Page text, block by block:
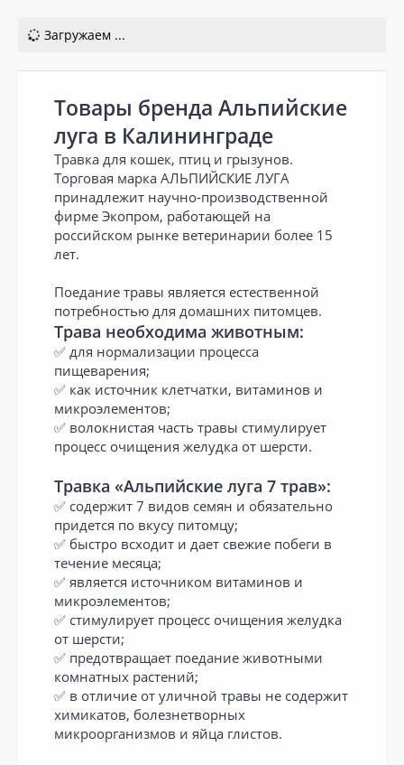
Загружаем ...
Товары бренда Альпийские
луга в Калининграде
Травка для кошек, птиц и грызунов.
Торговая марка АЛЬПИЙСКИЕ ЛУГА
принадлежит научно-производственной
фирме Экопром, работающей на
российском рынке ветеринарии более 15
лет.
Поедание травы является естественной
потребностью для домашних питомцев.
Трава необходима животным:
✅ для нормализации процесса
пищеварения;
✅ как источник клетчатки, витаминов и
микроэлементов;
✅ волокнистая часть травы стимулирует
процесс очищения желудка от шерсти.
Травка «Альпийские луга 7 трав»:
✅ содержит 7 видов семян и обязательно
придется по вкусу питомцу;
✅ быстро всходит и дает свежие побеги в
течение месяца;
✅ является источником витаминов и
микроэлементов;
✅ стимулирует процесс очищения желудка
от шерсти;
✅ предотвращает поедание животными
комнатных растений;
✅ в отличие от уличной травы не содержит
химикатов, болезнетворных
микроорганизмов и яйца глистов.